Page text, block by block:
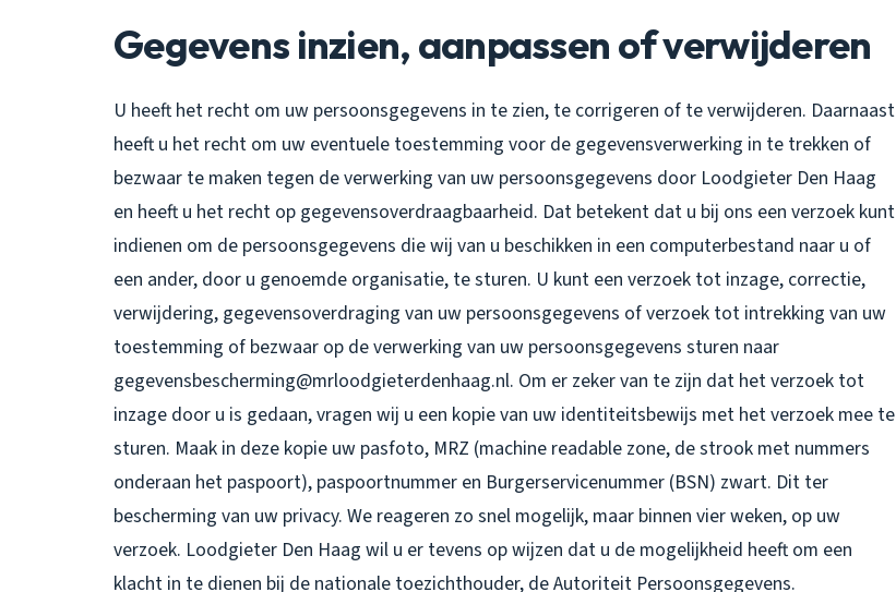
Gegevens inzien, aanpassen of verwijderen
U heeft het recht om uw persoonsgegevens in te zien, te corrigeren of te verwijderen. Daarnaast
heeft u het recht om uw eventuele toestemming voor de gegevensverwerking in te trekken of
bezwaar te maken tegen de verwerking van uw persoonsgegevens door Loodgieter Den Haag
en heeft u het recht op gegevensoverdraagbaarheid. Dat betekent dat u bij ons een verzoek kunt
indienen om de persoonsgegevens die wij van u beschikken in een computerbestand naar u of
een ander, door u genoemde organisatie, te sturen. U kunt een verzoek tot inzage, correctie,
verwijdering, gegevensoverdraging van uw persoonsgegevens of verzoek tot intrekking van uw
toestemming of bezwaar op de verwerking van uw persoonsgegevens sturen naar
gegevensbescherming@mrloodgieterdenhaag.nl. Om er zeker van te zijn dat het verzoek tot
inzage door u is gedaan, vragen wij u een kopie van uw identiteitsbewijs met het verzoek mee te
sturen. Maak in deze kopie uw pasfoto, MRZ (machine readable zone, de strook met nummers
onderaan het paspoort), paspoortnummer en Burgerservicenummer (BSN) zwart. Dit ter
bescherming van uw privacy. We reageren zo snel mogelijk, maar binnen vier weken, op uw
verzoek. Loodgieter Den Haag wil u er tevens op wijzen dat u de mogelijkheid heeft om een
klacht in te dienen bij de nationale toezichthouder, de Autoriteit Persoonsgegevens.